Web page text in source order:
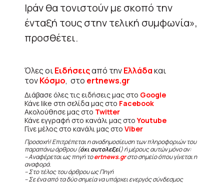
Ιράν θα τονιστούν με σκοπό την
ένταξή τους στην τελική συμφωνία»,
προσθέτει.
Όλες οιΕιδήσειςαπό τηνΕλλάδακαι
τονΚόσμο, στο ertnews.gr
Διάβασε όλες τις ειδήσεις μας στο Google
Κάνε like στη σελίδα μας στο Facebook
Ακολούθησε μας στο Twitter
Κάνε εγγραφή στο κανάλι μας στοYoutube
Γίνε μέλος στο κανάλι μας στο Viber
Προσοχή! Επιτρέπεται η αναδημοσίευση των πληροφοριών του
παραπάνω άρθρου (όχι αυτολεξεί) ή μέρους αυτών μόνο αν:
– Αναφέρεται ως πηγή τοertnews.grστο σημείο όπου γίνεται η
αναφορά.
– Στο τέλος του άρθρου ως Πηγή
– Σε ένα από τα δύο σημεία να υπάρχει ενεργός σύνδεσμος